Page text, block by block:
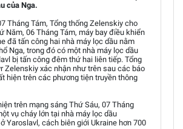
của Nga.
Tháng Tám, Tổng thống Zelenskiy cho
Năm, 06 Tháng Tám, máy bay điều khiển
đã tấn công hai nhà máy lọc dầu nằm
Nga, trong đó có một nhà máy lọc dầu
bị tấn công đêm thứ hai liên tiếp. Tổng
Zelenskiy xác nhận như trên sau các báo
hiện trên các phương tiện truyền thông
trên mạng sáng Thứ Sáu, 07 Tháng
vụ cháy lớn tại nhà máy lọc dầu
Yaroslavl, cách biên giới Ukraine hơn 700